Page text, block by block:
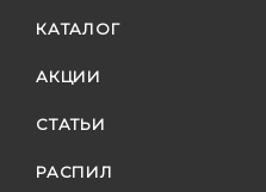
КАТАЛОГ
АКЦИИ
СТАТЬИ
РАСПИЛ